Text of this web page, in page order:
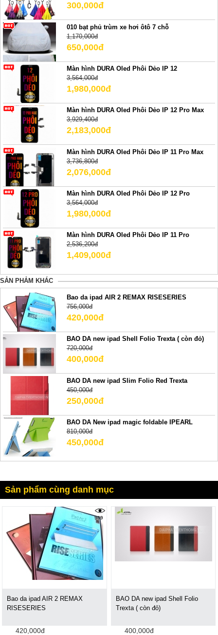
300,000đ
010 bạt phủ trùm xe hơi ôtô 7 chỗ
1,170,000đ
650,000đ
Màn hình DURA Oled Phôi Dẻo IP 12
3,564,000đ
1,980,000đ
Màn hình DURA Oled Phôi Dẻo IP 12 Pro Max
3,929,400đ
2,183,000đ
Màn hình DURA Oled Phôi Dẻo IP 11 Pro Max
3,736,800đ
2,076,000đ
Màn hình DURA Oled Phôi Dẻo IP 12 Pro
3,564,000đ
1,980,000đ
Màn hình DURA Oled Phôi Dẻo IP 11 Pro
2,536,200đ
1,409,000đ
SẢN PHẢM KHÁC
Bao da ipad AIR 2 REMAX RISESERIES
756,000đ
420,000đ
BAO DA new ipad Shell Folio Trexta ( còn đỏ)
720,000đ
400,000đ
BAO DA new ipad Slim Folio Red Trexta
450,000đ
250,000đ
BAO DA New ipad magic foldable IPEARL
810,000đ
450,000đ
Sản phẩm cùng danh mục
969
Bao da ipad AIR 2 REMAX
RISESERIES
420,000đ
BAO DA new ipad Shell Folio
Trexta ( còn đỏ)
400,000đ